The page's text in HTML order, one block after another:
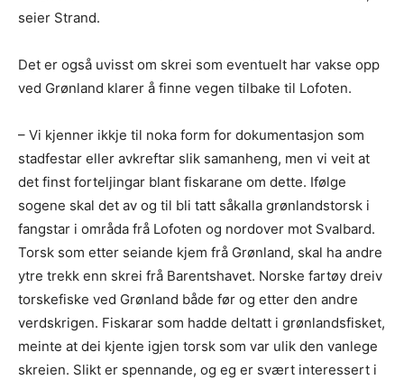
seier Strand.
Det er også uvisst om skrei som eventuelt har vakse opp
ved Grønland klarer å finne vegen tilbake til Lofoten.
– Vi kjenner ikkje til noka form for dokumentasjon som
stadfestar eller avkreftar slik samanheng, men vi veit at
det finst forteljingar blant fiskarane om dette. Ifølge
sogene skal det av og til bli tatt såkalla grønlandstorsk i
fangstar i områda frå Lofoten og nordover mot Svalbard.
Torsk som etter seiande kjem frå Grønland, skal ha andre
ytre trekk enn skrei frå Barentshavet. Norske fartøy dreiv
torskefiske ved Grønland både før og etter den andre
verdskrigen. Fiskarar som hadde deltatt i grønlandsfisket,
meinte at dei kjente igjen torsk som var ulik den vanlege
skreien. Slikt er spennande, og eg er svært interessert i